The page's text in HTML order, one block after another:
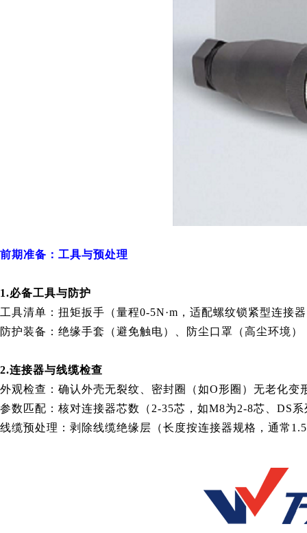
前期准备：工具与预处理
1.必备工具与防护
工具清单：扭矩扳手（量程0-5N·m，适配螺纹锁紧型连接
防护装备：绝缘手套（避免触电）、防尘口罩（高尘环境
2.连接器与线缆检查
外观检查：确认外壳无裂纹、密封圈（如O形圈）无老化
参数匹配：核对连接器芯数（2-35芯，如M8为2-8芯、DS
线缆预处理：剥除线缆绝缘层（长度按连接器规格，通常